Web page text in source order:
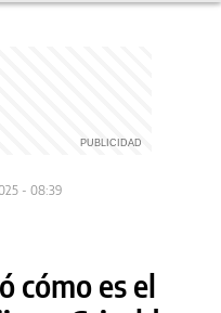
- 08:39
cómo es el